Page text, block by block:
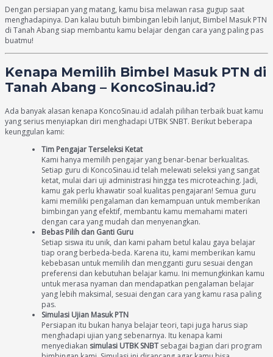
Dengan persiapan yang matang, kamu bisa melawan rasa gugup saat
menghadapinya. Dan kalau butuh bimbingan lebih lanjut, Bimbel Masuk PTN
di Tanah Abang siap membantu kamu belajar dengan cara yang paling pas
buatmu!
Kenapa Memilih Bimbel Masuk PTN di
Tanah Abang – KoncoSinau.id?
Ada banyak alasan kenapa KoncoSinau.id adalah pilihan terbaik buat kamu
yang serius menyiapkan diri menghadapi UTBK SNBT. Berikut beberapa
keunggulan kami:
Tim Pengajar Terseleksi Ketat
Kami hanya memilih pengajar yang benar-benar berkualitas.
Setiap guru di KoncoSinau.id telah melewati seleksi yang sangat
ketat, mulai dari uji administrasi hingga tes microteaching. Jadi,
kamu gak perlu khawatir soal kualitas pengajaran! Semua guru
kami memiliki pengalaman dan kemampuan untuk memberikan
bimbingan yang efektif, membantu kamu memahami materi
dengan cara yang mudah dan menyenangkan.
Bebas Pilih dan Ganti Guru
Setiap siswa itu unik, dan kami paham betul kalau gaya belajar
tiap orang berbeda-beda. Karena itu, kami memberikan kamu
kebebasan untuk memilih dan mengganti guru sesuai dengan
preferensi dan kebutuhan belajar kamu. Ini memungkinkan kamu
untuk merasa nyaman dan mendapatkan pengalaman belajar
yang lebih maksimal, sesuai dengan cara yang kamu rasa paling
pas.
Simulasi Ujian Masuk PTN
Persiapan itu bukan hanya belajar teori, tapi juga harus siap
menghadapi ujian yang sebenarnya. Itu kenapa kami
menyediakan simulasi UTBK SNBT sebagai bagian dari program